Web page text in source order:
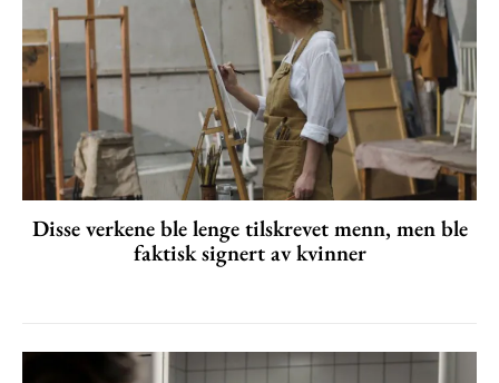
Disse verkene ble lenge tilskrevet menn, men ble
faktisk signert av kvinner